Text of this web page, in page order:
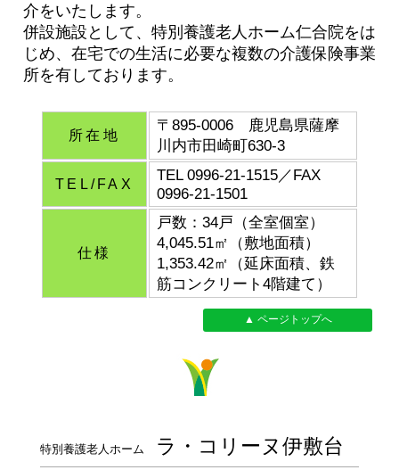
介をいたします。
併設施設として、特別養護老人ホーム仁合院をは
じめ、在宅での生活に必要な複数の介護保険事業
所を有しております。
所在地
〒895-0006 鹿児島県薩摩
川内市田崎町630-3
TEL/FAX
TEL 0996-21-1515／FAX
0996-21-1501
仕様
戸数：34戸（全室個室）
4,045.51㎡（敷地面積）
1,353.42㎡（延床面積、鉄
筋コンクリート4階建て）
▲ ページトップへ
特別養護老人ホーム ラ・コリーヌ伊敷台